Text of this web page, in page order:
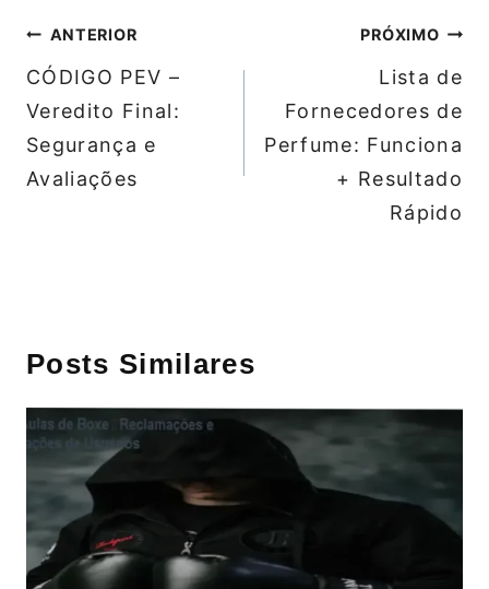
Navegação
de
Post
ANTERIOR
CÓDIGO PEV –
Veredito Final:
Segurança e
Avaliações
PRÓXIMO
Lista de
Fornecedores de
Perfume: Funciona
+ Resultado
Rápido
Posts Similares